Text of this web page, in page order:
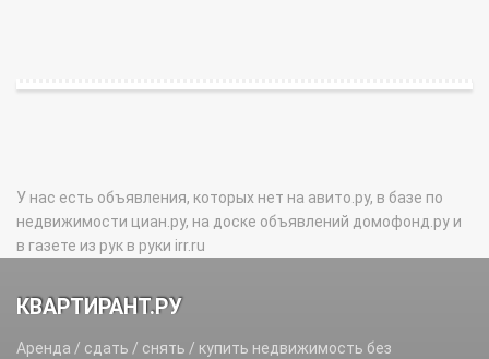
У нас есть объявления, которых нет на авито.ру, в базе по
недвижимости циан.ру, на доске объявлений домофонд.ру и
в газете из рук в руки irr.ru
КВАРТИРАНТ.РУ
Аренда / сдать / снять / купить недвижимость без